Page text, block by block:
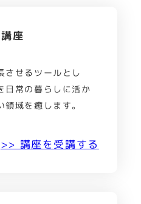
座
させるツールとし
日常の暮らしに活か
域を癒します。
>> 講座を受講する